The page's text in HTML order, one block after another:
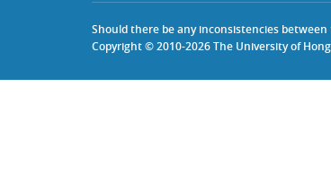
Should there be any inconsistencies
Copyright © 2010-2026 The University of